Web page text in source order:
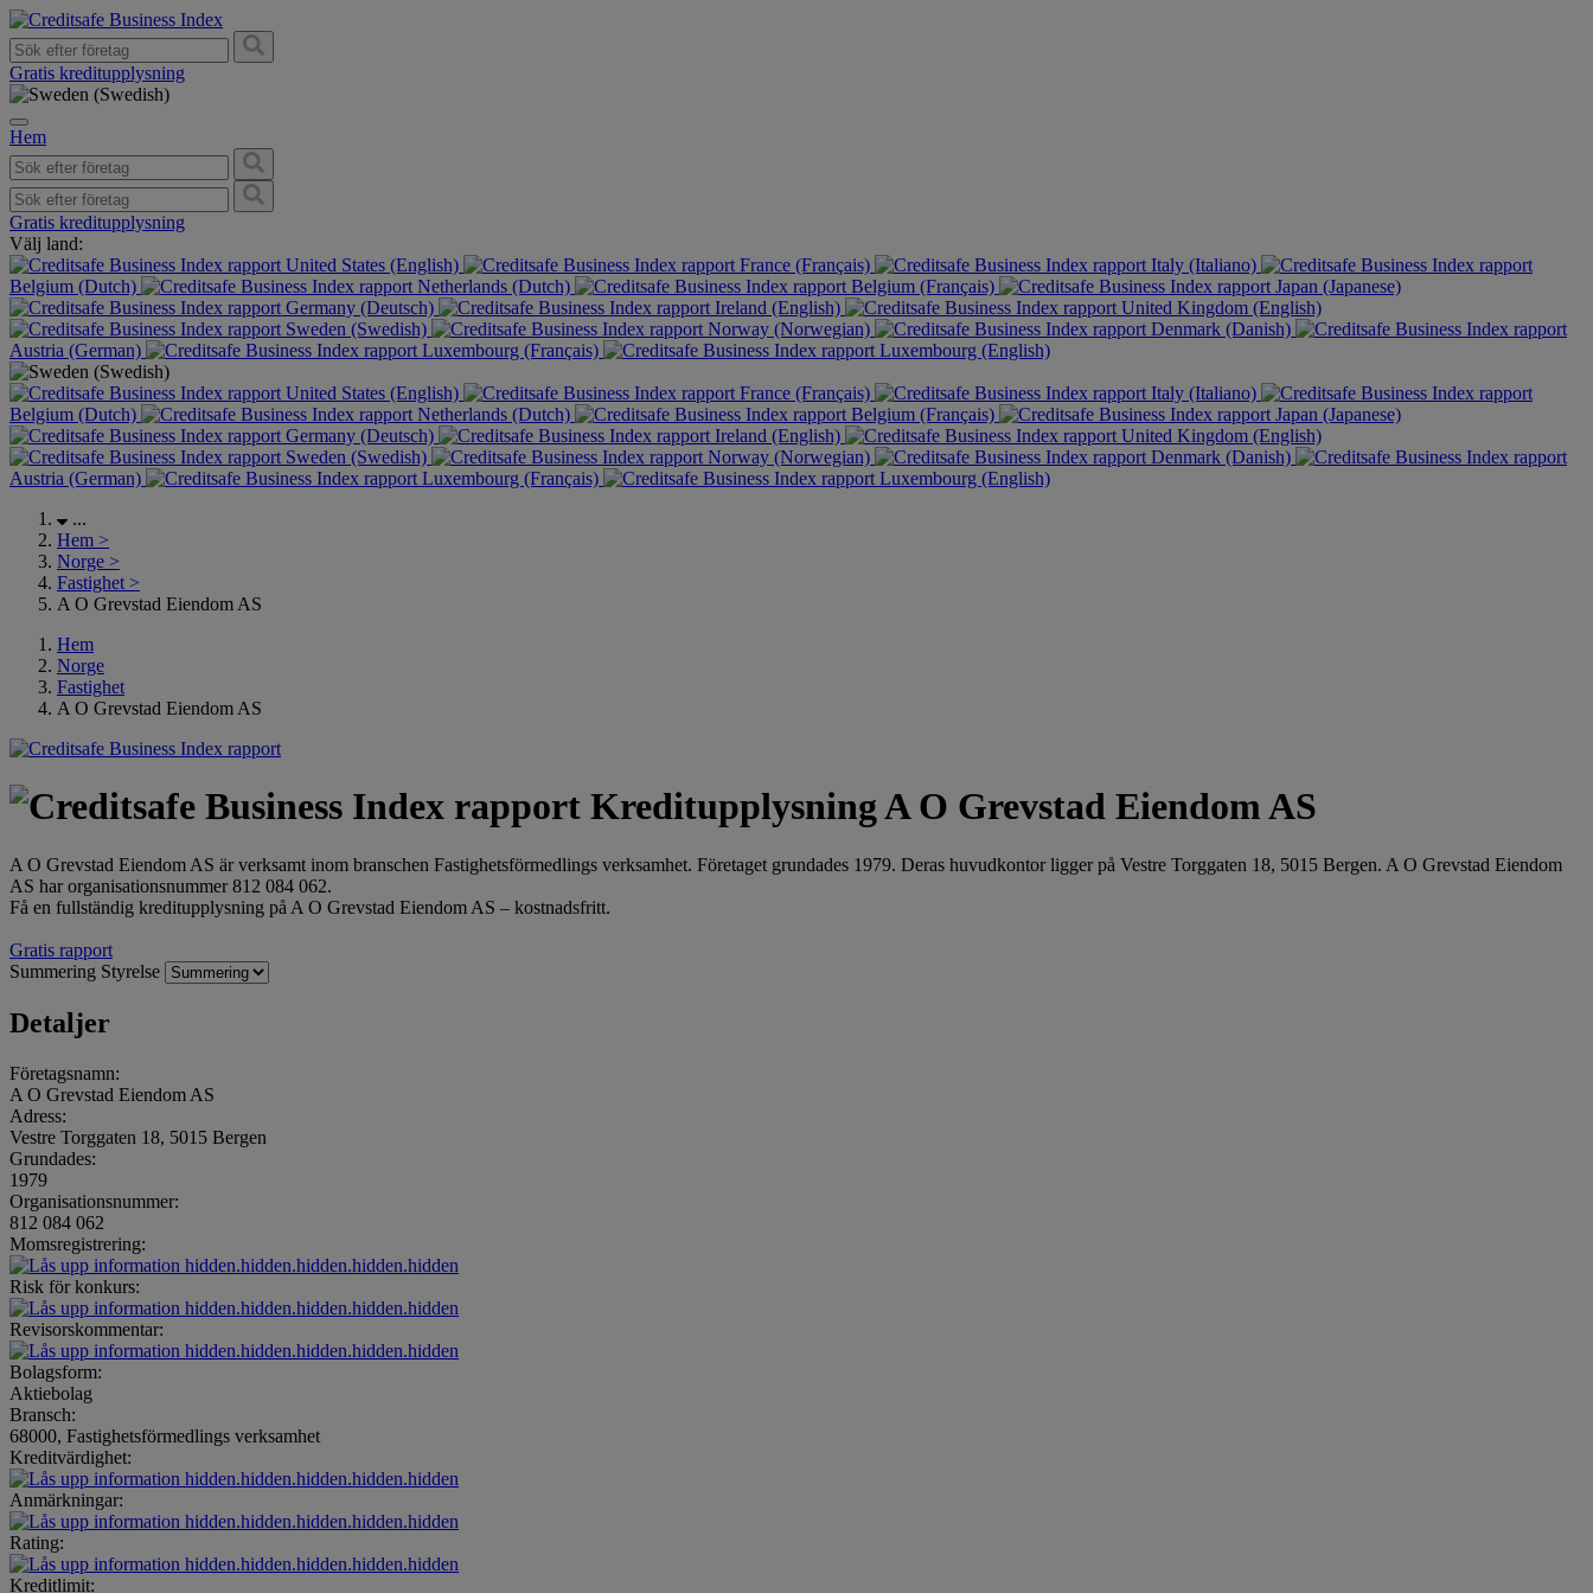
Gratis kreditupplysning
Hem
Gratis kreditupplysning
Välj land:
United States (English)
France (Français)
Italy (Italiano)
Belgium (Dutch)
Netherlands (Dutch) Belgium (Français)
Japan (Japanese)
Germany (Deutsch)
Ireland (English)
United Kingdom (English)
Sweden (Swedish)
Norway (Norwegian)
Denmark (Danish)
Austria (German)
Luxembourg (Français) Luxembourg (English)
United States (English) France (Français)
Italy (Italiano)
Belgium (Dutch)
Netherlands (Dutch) Belgium (Français)
Japan (Japanese)
Germany (Deutsch)
Ireland (English)
United Kingdom (English)
Sweden (Swedish)
Norway (Norwegian)
Denmark (Danish)
Austria (German)
Luxembourg (Français)
Luxembourg (English)
...
Hem >
Norge >
Fastighet >
A O Grevstad Eiendom AS
Hem
Norge
Fastighet
A O Grevstad Eiendom AS
Kreditupplysning A O Grevstad Eiendom AS
A O Grevstad Eiendom AS är verksamt inom branschen Fastighetsförmedlings verksamhet. Företaget grundades 1979. Deras huvudkontor ligger på Vestre Torggaten 18, 5015 Bergen. A O Grevstad Eiendom
AS har organisationsnummer 812 084 062.
Få en fullständig kreditupplysning på A O Grevstad Eiendom AS – kostnadsfritt.
Gratis rapport
Summering Styrelse
Detaljer
Företagsnamn:
A O Grevstad Eiendom AS
Adress:
Vestre Torggaten 18, 5015 Bergen
Grundades:
1979
Organisationsnummer:
812 084 062
Momsregistrering:
hidden.hidden.hidden.hidden.hidden
Risk för konkurs:
hidden.hidden.hidden.hidden.hidden
Revisorskommentar:
hidden.hidden.hidden.hidden.hidden
Bolagsform:
Aktiebolag
Bransch:
68000, Fastighetsförmedlings verksamhet
Kreditvärdighet:
hidden.hidden.hidden.hidden.hidden
Anmärkningar:
hidden.hidden.hidden.hidden.hidden
Rating:
hidden.hidden.hidden.hidden.hidden
Kreditlimit: